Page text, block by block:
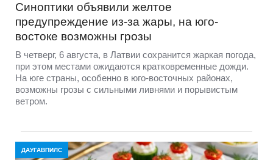
Синоптики объявили желтое
предупреждение из-за жары, на юго-
востоке возможны грозы
В четверг, 6 августа, в Латвии сохранится жаркая погода,
при этом местами ожидаются кратковременные дожди.
На юге страны, особенно в юго-восточных районах,
возможны грозы с сильными ливнями и порывистым
ветром.
ДАУГАВПИЛС